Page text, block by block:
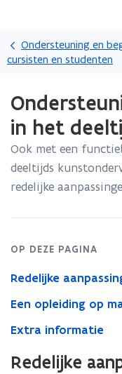
Ondersteuning en
cursisten en studenten
Zoeken
met
laden.
bevindt
zich
op:
Ondersteuning
het
kunstonderwijs
in het
Ook met een
deeltijds
redelijke
OP DEZE PAGINA
Redelijke
Een opleiding op
Extra informatie
Redelijke